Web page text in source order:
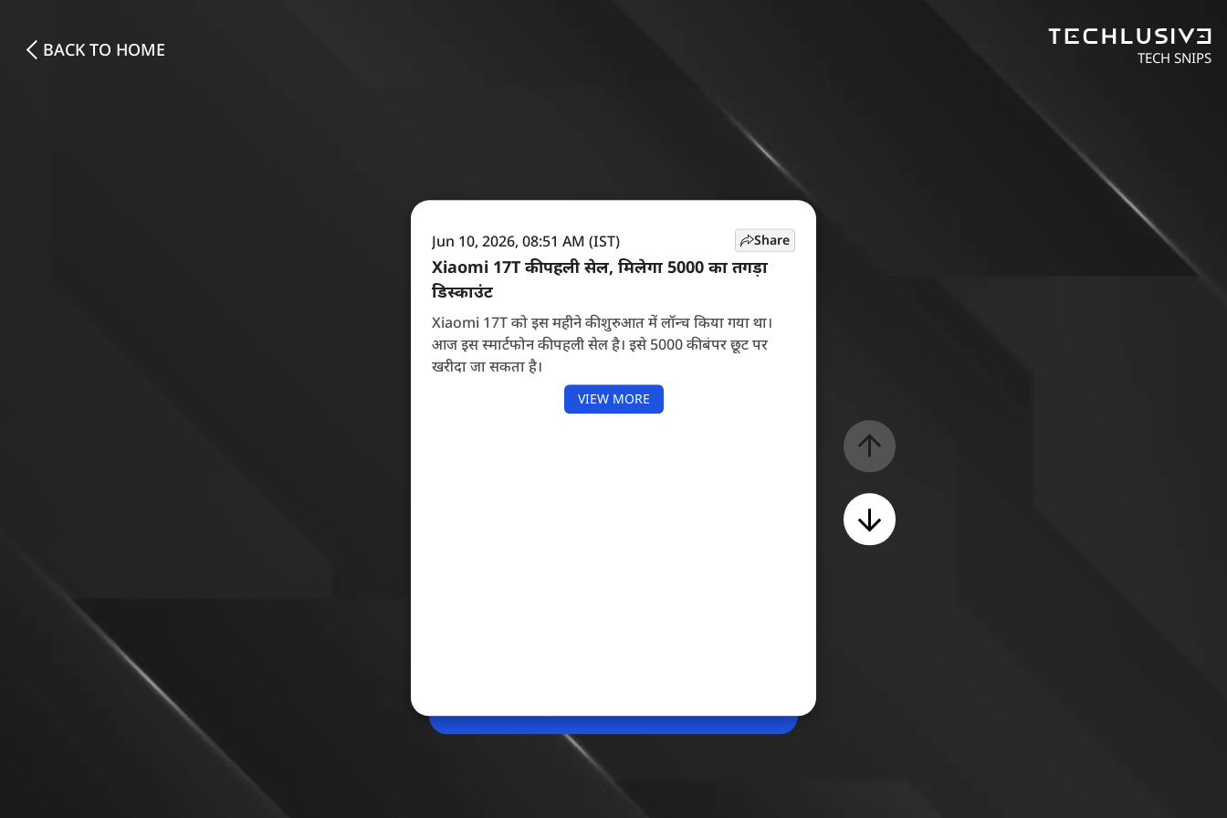
BACK TO HOME TECH SNIPS
Jun 10, 2026, 08:51 AM (IST)
Xiaomi 17T की पहली सेल, मिलेगा 5000 का तगड़ा
डिस्काउंट
Xiaomi 17T को इस महीने की शुरुआत में लॉन्च किया गया था।
आज इस स्मार्टफोन की पहली सेल है। इसे 5000 की बंपर छूट पर
खरीदा जा सकता है।
VIEW MORE
Share
Jun 09, 2026, 04:00 PM (IST)
Smartphone बेचने से पहले भूलकर भी न करें ये गलती